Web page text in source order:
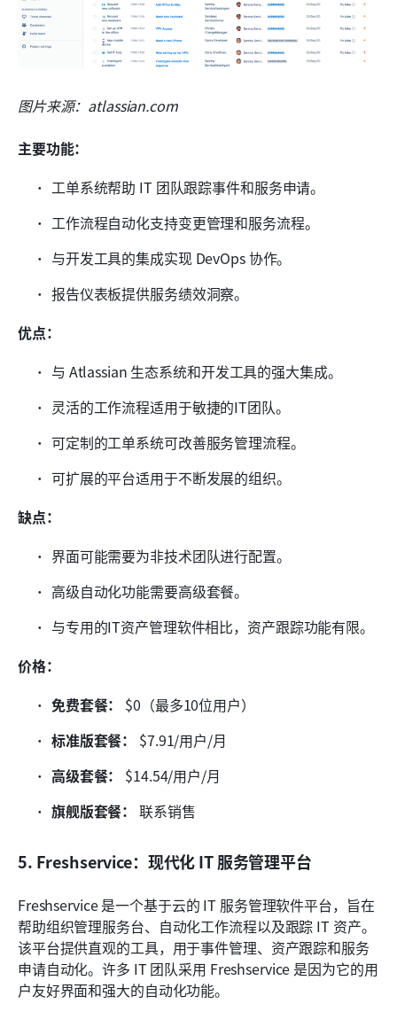
图片来源：atlassian.com
主要功能：
工单系统帮助 IT 团队跟踪事件和服务申请。
工作流程自动化支持变更管理和服务流程。
与开发工具的集成实现 DevOps 协作。
报告仪表板提供服务绩效洞察。
优点：
与 Atlassian 生态系统和开发工具的强大集成。
灵活的工作流程适用于敏捷的IT团队。
可定制的工单系统可改善服务管理流程。
可扩展的平台适用于不断发展的组织。
缺点：
界面可能需要为非技术团队进行配置。
高级自动化功能需要高级套餐。
与专用的IT资产管理软件相比，资产跟踪功能有限。
价格：
免费套餐：
$0（最多10位用户）
标准版套餐：
$7.91/用户/月
高级套餐：
$14.54/用户/月
旗舰版套餐： 联系销售
5. Freshservice：现代化 IT 服务管理平台
Freshservice 是一个基于云的 IT 服务管理软件平台，旨在
帮助组织管理服务台、自动化工作流程以及跟踪 IT 资产。
该平台提供直观的工具，用于事件管理、资产跟踪和服务
申请自动化。许多 IT 团队采用 Freshservice 是因为它的用
户友好界面和强大的自动化功能。